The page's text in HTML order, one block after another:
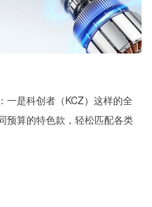
一是科创者（KCZ）这样的全
预算的特色款，轻松匹配各类